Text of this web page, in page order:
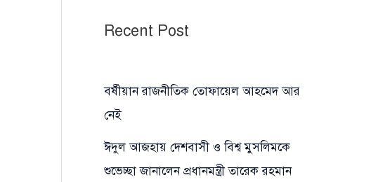
Recent Post
বর্ষীয়ান রাজনীতিক তোফায়েল আহমেদ আর
নেই
ঈদুল আজহায় দেশবাসী ও বিশ্ব মুসলিমকে
শুভেচ্ছা জানালেন প্রধানমন্ত্রী তারেক রহমান